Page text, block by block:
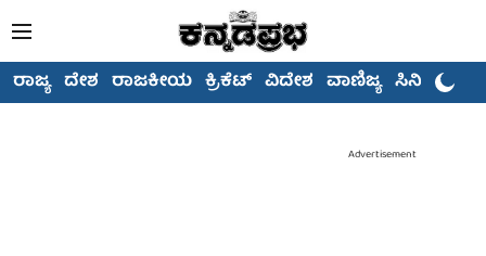
ರಾಜ್ಯ ದೇಶ ರಾಜಕೀಯ ಕ್ರಿಕೆಟ್ ವಿದೇಶ ವಾಣಿಜ್ಯ ಸಿನಿಮಾ
Advertisement